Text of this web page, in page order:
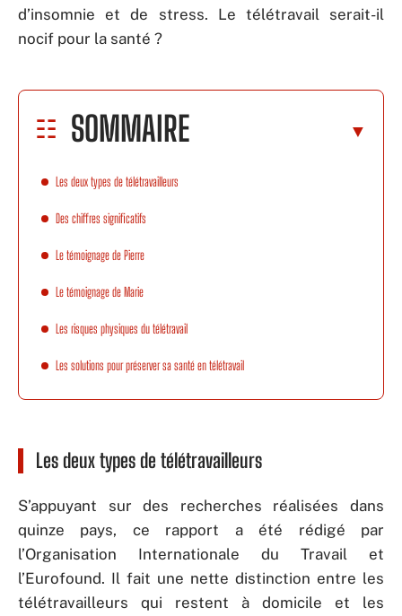
d’insomnie et de stress. Le télétravail serait-il
nocif pour la santé ?
SOMMAIRE
Les deux types de télétravailleurs
Des chiffres significatifs
Le témoignage de Pierre
Le témoignage de Marie
Les risques physiques du télétravail
Les solutions pour préserver sa santé en télétravail
Les deux types de télétravailleurs
S’appuyant sur des recherches réalisées dans
quinze pays, ce rapport a été rédigé par
l’Organisation Internationale du Travail et
l’Eurofound. Il fait une nette distinction entre les
télétravailleurs qui restent à domicile et les